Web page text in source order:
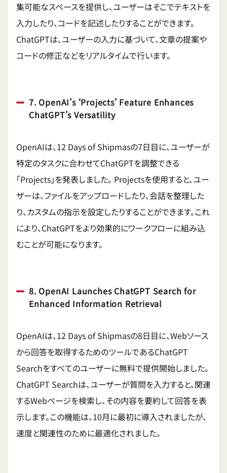
集可能なスペースを提供し、ユーザーはそこでテキストを
入力したり、コードを記述したりすることができます。
ChatGPTは、ユーザーの入力に基づいて、文章の提案や
コードの修正などをリアルタイムで行います。
7. OpenAI’s ‘Projects’ Feature Enhances
ChatGPT’s Versatility
OpenAIは、12 Days of Shipmasの7日目に、ユーザーが
特定のタスクに合わせてChatGPTを調整できる
「Projects」を発表しました。 Projectsを使用すると、ユー
ザーは、ファイルをアップロードしたり、会話を整理した
り、カスタムの指示を設定したりすることができます。これ
により、ChatGPTをより効果的にワークフローに組み込
むことが可能になります。
8. OpenAI Launches ChatGPT Search for
Enhanced Information Retrieval
OpenAIは、12 Days of Shipmasの8日目に、Webソース
から回答を取得するためのツールであるChatGPT
Searchをすべてのユーザーに無料で提供開始しました。
ChatGPT Searchは、ユーザーが質問を入力すると、関連
するWebページを検索し、その内容を要約して回答を表
示します。この機能は、10月に最初に導入されましたが、
速度と関連性のために最適化されました。